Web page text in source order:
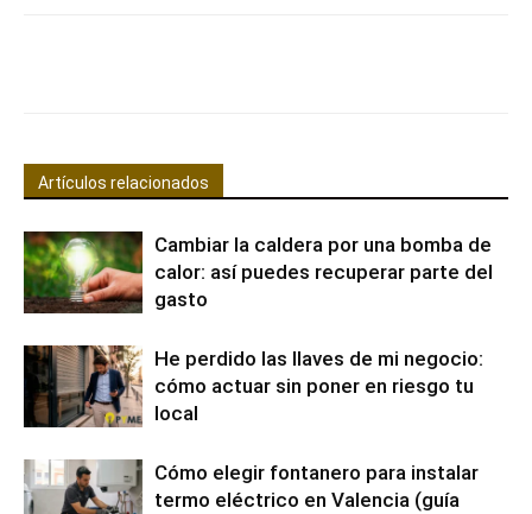
Artículos relacionados
Cambiar la caldera por una bomba de
calor: así puedes recuperar parte del
gasto
He perdido las llaves de mi negocio:
cómo actuar sin poner en riesgo tu
local
Cómo elegir fontanero para instalar
termo eléctrico en Valencia (guía